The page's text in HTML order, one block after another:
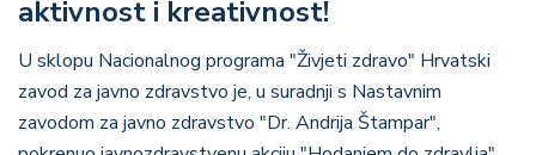
aktivnost i kreativnost!
U sklopu Nacionalnog programa "Živjeti zdravo" Hrvatski
zavod za javno zdravstvo je, u suradnji s Nastavnim
zavodom za javno zdravstvo "Dr. Andrija Štampar",